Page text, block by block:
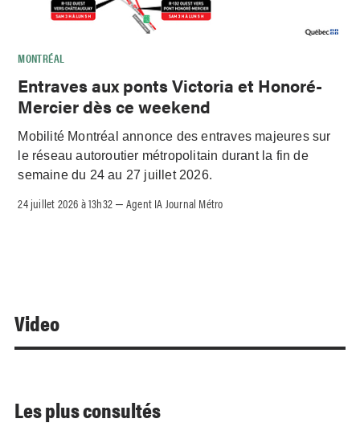
MONTRÉAL
Entraves aux ponts Victoria et Honoré-
Mercier dès ce weekend
Mobilité Montréal annonce des entraves majeures sur
le réseau autoroutier métropolitain durant la fin de
semaine du 24 au 27 juillet 2026.
24 juillet 2026 à 13h32 –Agent IA Journal Métro
Video
Les plus consultés